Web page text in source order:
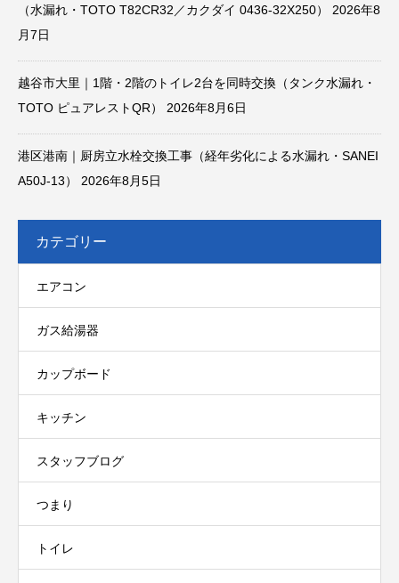
（水漏れ・TOTO T82CR32／カクダイ 0436-32X250）
2026年8
月7日
越谷市大里｜1階・2階のトイレ2台を同時交換（タンク水漏れ・
TOTO ピュアレストQR）
2026年8月6日
港区港南｜厨房立水栓交換工事（経年劣化による水漏れ・SANEI
A50J-13）
2026年8月5日
カテゴリー
エアコン
ガス給湯器
カップボード
キッチン
スタッフブログ
つまり
トイレ